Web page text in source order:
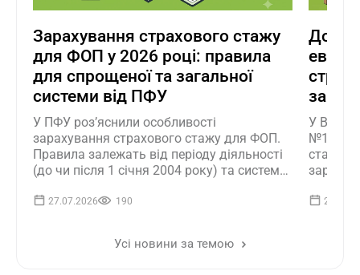
Зарахування страхового стажу
для ФОП у 2026 році: правила
для спрощеної та загальної
системи від ПФУ
У ПФУ роз’яснили особливості
зарахування страхового стажу для ФОП.
Правила залежать від періоду діяльності
(до чи після 1 січня 2004 року) та системи
2004 року залишається сплата внеску, не
27.07.2026 190
До 36
У ВРУ
№15417
стажу
Усі новини за темою